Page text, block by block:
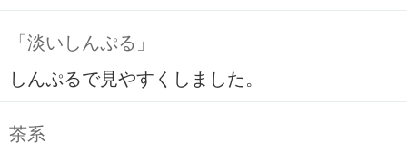
「淡いしんぷる」
しんぷるで見やすくしました。
茶系